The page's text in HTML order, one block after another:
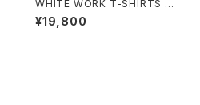
WHITE WORK T-SHIRTS -S
TORE EXCLUSIVE-
¥19,800